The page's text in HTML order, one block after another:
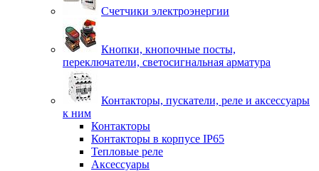
Счетчики электроэнергии
Кнопки, кнопочные посты,
переключатели, светосигнальная арматура
Контакторы, пускатели, реле и аксессуары
к ним
Контакторы
Контакторы в корпусе IP65
Тепловые реле
Аксессуары